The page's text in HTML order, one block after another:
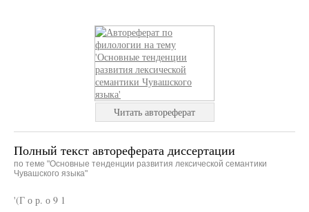
Читать автореферат
Полный текст автореферата диссертации
по теме "Основные тенденции развития лексической семантики
Чувашского языка"
'(Г о р. о 9 1